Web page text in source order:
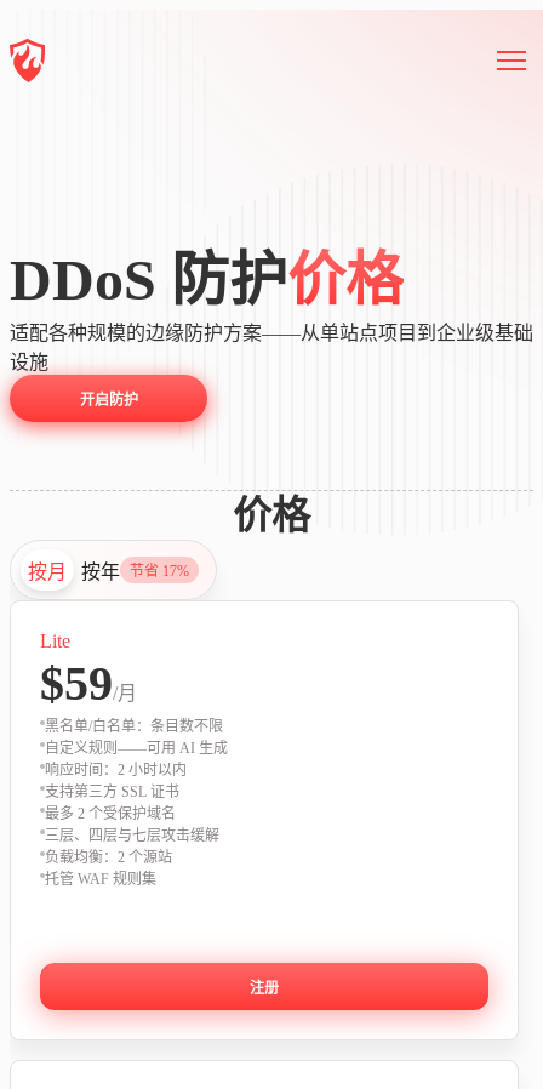
DDoS 防护价格
适配各种规模的边缘防护方案——从单站点项目到企业级基础
设施
开启防护
价格
按月 按年 节省 17%
Lite
$59/月
黑名单/白名单：条目数不限
自定义规则——可用 AI 生成
响应时间：2 小时以内
支持第三方 SSL 证书
最多 2 个受保护域名
三层、四层与七层攻击缓解
负载均衡：2 个源站
托管 WAF 规则集
注册